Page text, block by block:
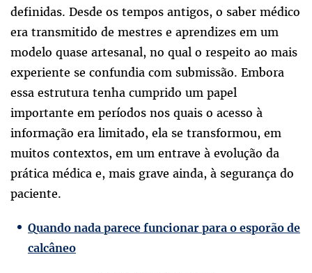
definidas. Desde os tempos antigos, o saber médico
era transmitido de mestres e aprendizes em um
modelo quase artesanal, no qual o respeito ao mais
experiente se confundia com submissão. Embora
essa estrutura tenha cumprido um papel
importante em períodos nos quais o acesso à
informação era limitado, ela se transformou, em
muitos contextos, em um entrave à evolução da
prática médica e, mais grave ainda, à segurança do
paciente.
Quando nada parece funcionar para o esporão de
calcâneo